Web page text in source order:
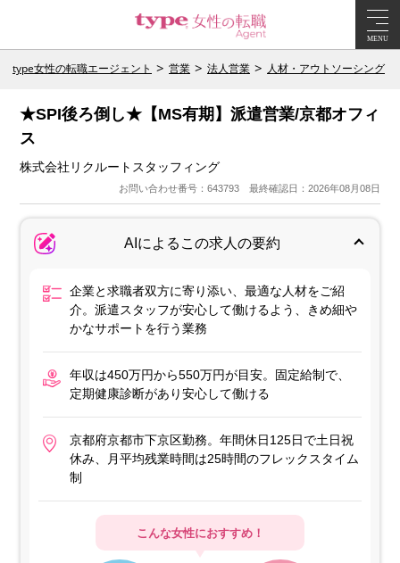
MENU
type女性の転職エージェント 営業 法人営業 人材・アウトソーシング
★SPI後ろ倒し★【MS有期】派遣営業/京都オフィ
ス
株式会社リクルートスタッフィング
お問い合わせ番号：643793 最終確認日：2026年08月08日
AIによるこの求人の要約
企業と求職者双方に寄り添い、最適な人材をご紹
介。派遣スタッフが安心して働けるよう、きめ細や
かなサポートを行う業務
年収は450万円から550万円が目安。固定給制で、
定期健康診断があり安心して働ける
京都府京都市下京区勤務。年間休日125日で土日祝
休み、月平均残業時間は25時間のフレックスタイム
制
こんな女性におすすめ！